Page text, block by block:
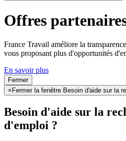
Offres
France Travail améliore la
vous proposant plus d'opportunités
En savoir plus
Fermer
× Fermer la fenêtre Besoin d'aide sur la
Besoin d'aide sur la
d'emploi ?